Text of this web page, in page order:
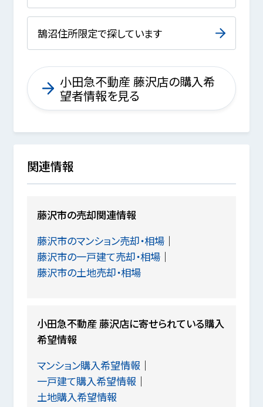
鵠沼住所限定で探しています
小田急不動産 藤沢店の購入希
望者情報を見る
関連情報
藤沢市の売却関連情報
藤沢市のマンション売却・相場
藤沢市の一戸建て売却・相場
藤沢市の土地売却・相場
小田急不動産 藤沢店に寄せられている購入
希望情報
マンション購入希望情報
一戸建て購入希望情報
土地購入希望情報